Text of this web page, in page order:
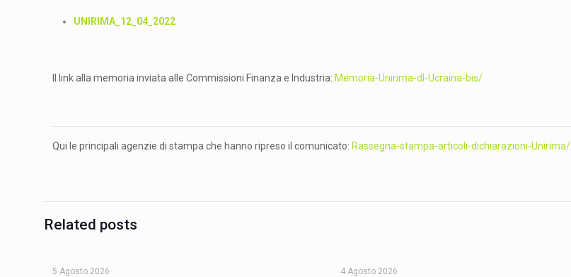
UNIRIMA_12_04_2022
Il link alla memoria inviata alle Commissioni Finanza e Industria: Memoria-Unirima-dl-Ucraina-bis/
Qui le principali agenzie di stampa che hanno ripreso il comunicato: Rassegna-stampa-articoli-dichiarazioni-Unirima/
Related posts
5 Agosto 2026 4 Agosto 2026